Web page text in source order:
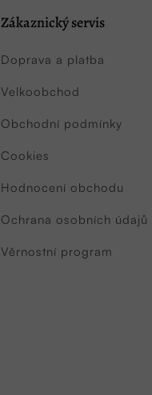
Zákaznický servis
Doprava a platba
Velkoobchod
Obchodní podmínky
Cookies
Hodnocení obchodu
Ochrana osobních údajů
Věrnostní program